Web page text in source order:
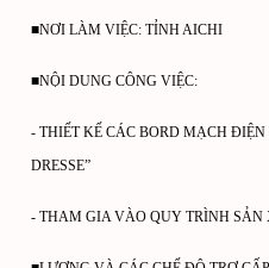
■NƠI LÀM VIỆC: TỈNH AICHI
■NỘI DUNG CÔNG VIỆC:
- THIẾT KẾ CÁC BORD MẠCH
DRESSE”
- THAM GIA VÀO QUY TRÌNH